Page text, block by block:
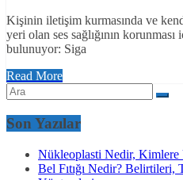
Kişinin iletişim kurmasında ve
yeri olan ses sağlığının
bulunuyor: Siga
Read More
Son Yazılar
Nükleoplasti Nedir, Kimlere
Bel Fıtığı Nedir? Belirtileri,